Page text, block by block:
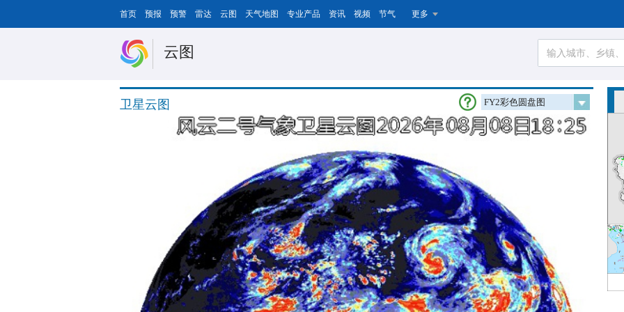
首页 预报 预警 雷达 云图 天气地图 专业产品 资讯 视频 节气 更多
云图
卫星云图 FY2彩色圆盘图